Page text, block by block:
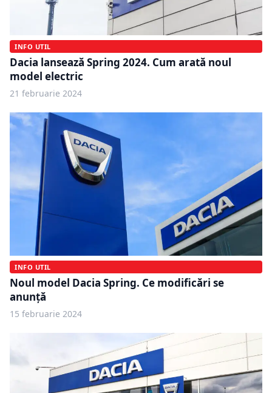
INFO UTIL
Dacia lansează Spring 2024. Cum arată noul
model electric
21 februarie 2024
INFO UTIL
Noul model Dacia Spring. Ce modificări se
anunță
15 februarie 2024